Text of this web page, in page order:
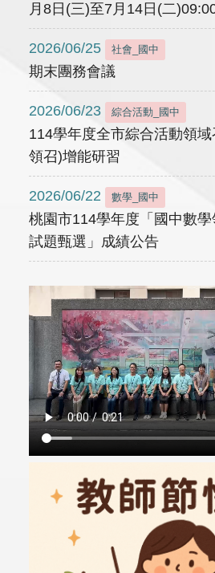
月8日(三)至7月14日(二
2026/06/25 社會_國中
期末團務會議
2026/06/23 綜合活動_國中
114學年度全市綜合活動領
領召)增能研習
2026/06/22 數學_國中
桃園市114學年度「國中數
試題甄選」成績公告